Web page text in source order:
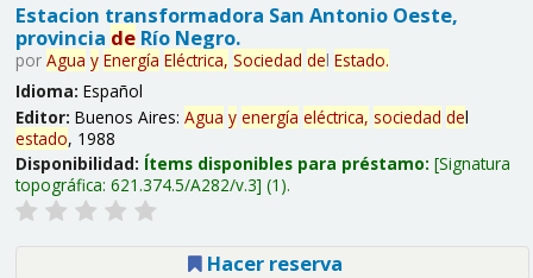
Estacion transformadora San Antonio Oeste,
provincia deRío Negro.
por Agua y Energía Eléctrica, Sociedad del Estado.
Idioma: Español
Editor: Buenos Aires: Agua y energía eléctrica, sociedad del
estado, 1988
Disponibilidad: Ítems disponibles para préstamo: Signatura
topográfica: 621.374.5/A282/v.3 (1).
Hacer reserva